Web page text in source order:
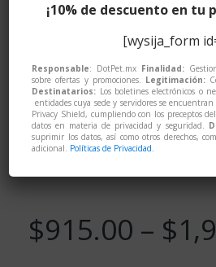
Purina® Pro Plan®
Veterinary
Overweight
Feline
$915.00 – $
¡10% de descuento en tu
[wysija_form
Responsable: DotPet.mx Finalidad:
sobre ofertas y promociones. Legitimación:
Destinatarios: Los boletines electrónicos o
entidades cuya sede y servidores se
Privacy Shield, cumpliendo con los preceptos
datos en materia de privacidad y seguridad.
suprimir los datos, así como otros derechos,
adicional. Políticas de Privacidad.